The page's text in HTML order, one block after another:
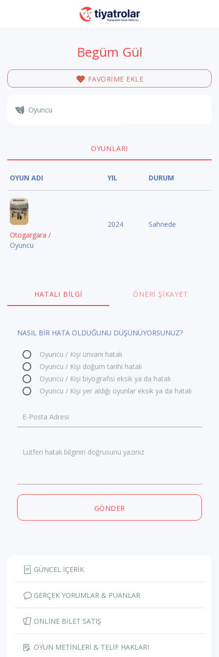
Begüm Gül
FAVORİME EKLE
Oyuncu
OYUNLARI
OYUN ADI YIL DURUM
Otogargara /
Oyuncu
2024 Sahnede
HATALI BILGI ÖNERI ŞIKAYET
NASIL BİR HATA OLDUĞUNU DÜŞÜNÜYORSUNUZ?
Oyuncu / Kişi ünvanı hatalı
Oyuncu / Kişi doğum tarihi hatalı
Oyuncu / Kişi biyografisi eksik ya da hatalı
Oyuncu / Kişi yer aldığı oyunlar eksik ya da hatalı
E-Posta Adresi
Lütfen hatalı bilginin doğrusunu yazınız
GÖNDER
GÜNCEL İÇERİK
GERÇEK YORUMLAR & PUANLAR
ONLINE BİLET SATIŞ
OYUN METİNLERİ & TELİF HAKLARI